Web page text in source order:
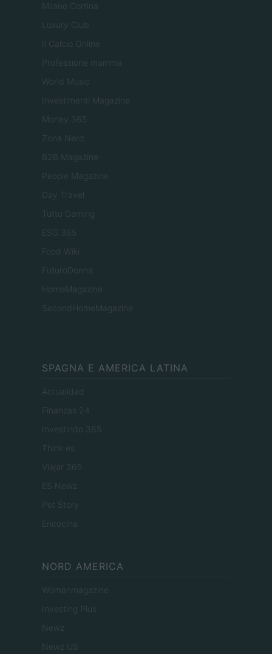
Milano Cortina
Luxury Club
Il Calcio Online
Professione mamma
World Music
Investimenti Magazine
Money 365
Zona Nerd
B2B Magazine
People Magazine
Day Travel
Tutto Gaming
ESG 365
Food Wiki
FuturoDonna
HomeMagazine
SecondHomeMagazine
SPAGNA E AMERICA LATINA
Actualidad
Finanzas 24
Investindo 365
Think.es
Viajar 365
ES Newz
Pet Story
Encocina
NORD AMERICA
Womanmagazine
Investing Plus
Newz
Newz US